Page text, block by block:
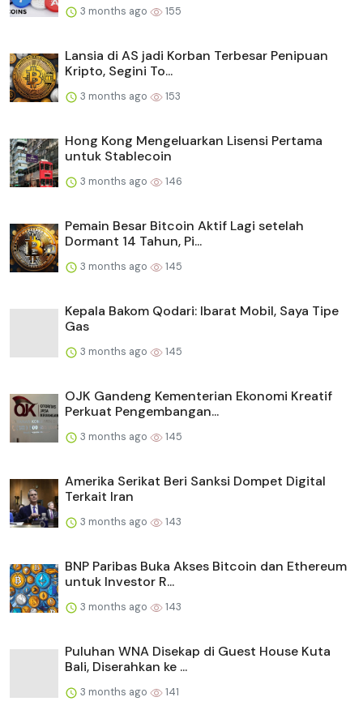
3 months ago 155
Lansia di AS jadi Korban Terbesar Penipuan
Kripto, Segini To...
3 months ago 153
Hong Kong Mengeluarkan Lisensi Pertama
untuk Stablecoin
3 months ago 146
Pemain Besar Bitcoin Aktif Lagi setelah
Dormant 14 Tahun, Pi...
3 months ago 145
Kepala Bakom Qodari: Ibarat Mobil, Saya Tipe
Gas
3 months ago 145
OJK Gandeng Kementerian Ekonomi Kreatif
Perkuat Pengembangan...
3 months ago 145
Amerika Serikat Beri Sanksi Dompet Digital
Terkait Iran
3 months ago 143
BNP Paribas Buka Akses Bitcoin dan Ethereum
untuk Investor R...
3 months ago 143
Puluhan WNA Disekap di Guest House Kuta
Bali, Diserahkan ke ...
3 months ago 141